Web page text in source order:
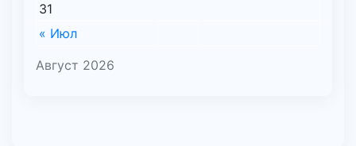
Август 2026
« Июл
31